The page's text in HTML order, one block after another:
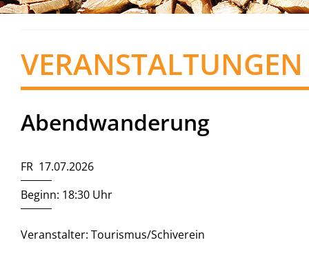
VERANSTALTUNGEN
Abendwanderung
FR 17.07.2026
Beginn: 18:30 Uhr
Veranstalter: Tourismus/Schiverein